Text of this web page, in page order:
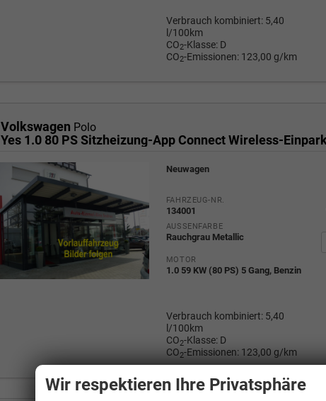
Verbrauch kombiniert: 5,40
l/100km
CO2-Klasse: D
CO2-Emissionen: 123,00 g/km
Volkswagen Polo
Neuwagen
FAHRZEUG-NR.
134001
AUSSENFARBE
Rauchgrau Metallic
MOTOR
1.0 59 KW (80 PS) 5 Gang, Benzin
Verbrauch kombiniert: 5,40
l/100km
CO2-Klasse: D
CO2-Emissionen: 123,00 g/km
Wir respektieren Ihre Privatsphäre